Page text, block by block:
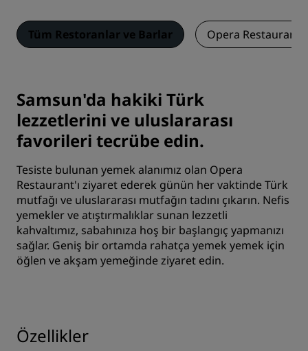
Tüm Restoranlar ve Barlar Opera Restaurant
Samsun'da hakiki Türk
lezzetlerini ve uluslararası
favorileri tecrübe edin.
Tesiste bulunan yemek alanımız olan Opera
Restaurant'ı ziyaret ederek günün her vaktinde Türk
mutfağı ve uluslararası mutfağın tadını çıkarın. Nefis
yemekler ve atıştırmalıklar sunan lezzetli
kahvaltımız, sabahınıza hoş bir başlangıç yapmanızı
sağlar. Geniş bir ortamda rahatça yemek yemek için
öğlen ve akşam yemeğinde ziyaret edin.
Özellikler